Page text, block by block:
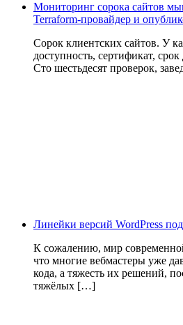
Мониторинг сорока сайтов
Terraform-провайдер и
Сорок клиентских сайтов. У
доступность, сертификат,
Сто шестьдесят проверок,
Линейки версий WordPress
К сожалению, мир
что многие вебмастеры уже
кода, а тяжесть их решений,
тяжёлых […]